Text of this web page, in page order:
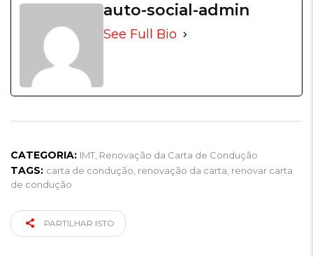
auto-social-admin
See Full Bio
CATEGORIA: IMT, Renovação da Carta de Condução
TAGS: carta de condução, renovação da carta, renovar carta
de condução
PARTILHAR ISTO